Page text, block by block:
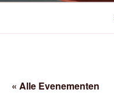
« Alle Evenementen